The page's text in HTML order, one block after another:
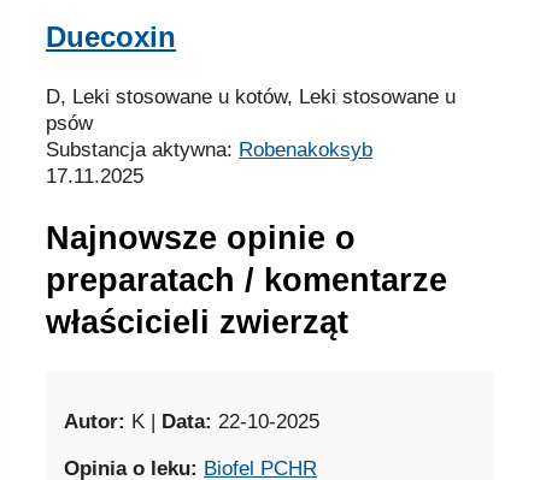
Duecoxin
D, Leki stosowane u kotów, Leki stosowane u
psów
Substancja aktywna: Robenakoksyb
17.11.2025
Najnowsze opinie o
preparatach / komentarze
właścicieli zwierząt
Autor: K | Data: 22-10-2025
Opinia o leku: Biofel PCHR